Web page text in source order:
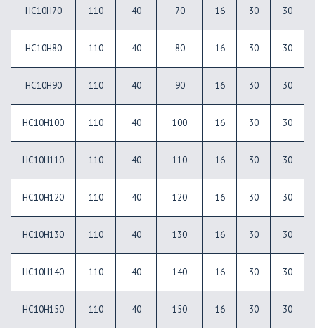
HC10H70 110 40 70 16 30 30
HC10H80 110 40 80 16 30 30
HC10H90 110 40 90 16 30 30
HC10H100 110 40 100 16 30 30
HC10H110 110 40 110 16 30 30
HC10H120 110 40 120 16 30 30
HC10H130 110 40 130 16 30 30
HC10H140 110 40 140 16 30 30
HC10H150 110 40 150 16 30 30